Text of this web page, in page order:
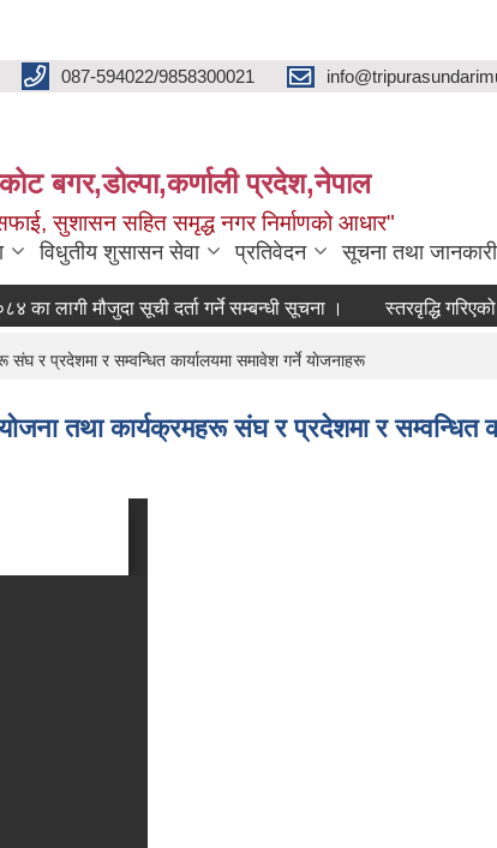
087-594022/9858300021
बगर,डोल्पा,कर्णाली प्रदेश,नेपाल
सुशासन सहित समृद्ध नगर निर्माणको आधार"
विधुतीय शुसासन सेवा प्रतिवेदन सूचना तथा जानकारी
मौजुदा सूची दर्ता गर्ने सम्बन्धी सूचना । स्तरवृद्धि गरिएको
र प्रदेशमा र सम्वन्धित कार्यालयमा समावेश गर्ने याेजनाहरू
तथा कार्यक्रमहरू संघ र प्रदेशमा र सम्वन्धित